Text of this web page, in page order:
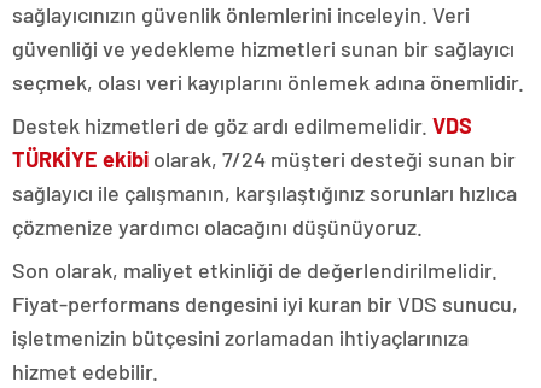
sağlayıcınızın güvenlik önlemlerini inceleyin. Veri
güvenliği ve yedekleme hizmetleri sunan bir sağlayıcı
seçmek, olası veri kayıplarını önlemek adına önemlidir.
Destek hizmetleri de göz ardı edilmemelidir. VDS
TÜRKİYE ekibi olarak, 7/24 müşteri desteği sunan bir
sağlayıcı ile çalışmanın, karşılaştığınız sorunları hızlıca
çözmenize yardımcı olacağını düşünüyoruz.
Son olarak, maliyet etkinliği de değerlendirilmelidir.
Fiyat-performans dengesini iyi kuran bir VDS sunucu,
işletmenizin bütçesini zorlamadan ihtiyaçlarınıza
hizmet edebilir.